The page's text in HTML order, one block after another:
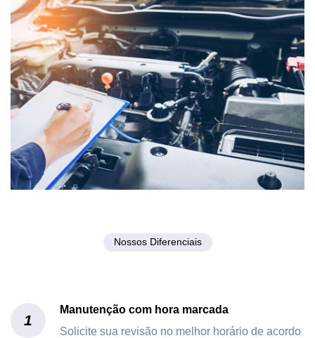
Nossos Diferenciais
1
Manutenção com hora marcada
Solicite sua revisão no melhor horário de acordo